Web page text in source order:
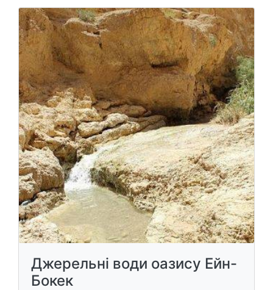
Джерельні води оазису Ейн-
Бокек